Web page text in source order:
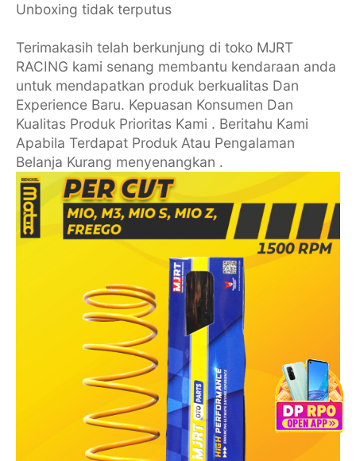
Unboxing tidak terputus
Terimakasih telah berkunjung di toko MJRT
RACING kami senang membantu kendaraan anda
untuk mendapatkan produk berkualitas Dan
Experience Baru. Kepuasan Konsumen Dan
Kualitas Produk Prioritas Kami . Beritahu Kami
Apabila Terdapat Produk Atau Pengalaman
Belanja Kurang menyenangkan .